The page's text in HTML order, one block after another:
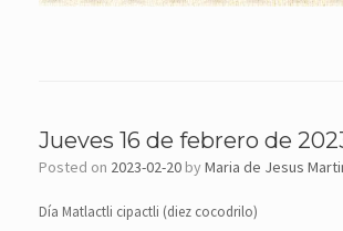
Jueves 16 de febrero de
Posted on 2023-02-20 by Maria de Jesus
Día Matlactli cipactli (diez cocodrilo)